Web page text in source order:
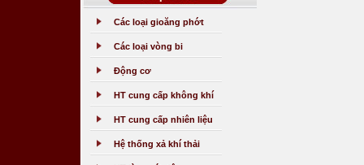
Các loại gioăng phớt
Các loại vòng bi
Động cơ
HT cung cấp không khí
HT cung cấp nhiên liệu
Hệ thống xả khí thải